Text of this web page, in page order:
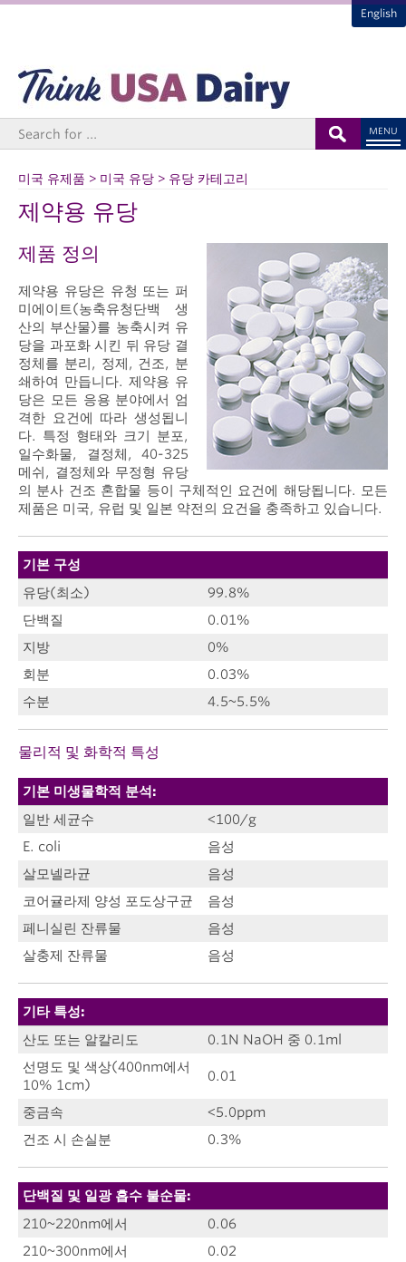
English
MENU
미국 유제품 > 미국 유당 > 유당 카테고리
제약용 유당
제품 정의
제약용 유당은 유청 또는 퍼
미에이트(농축유청단백 생
산의 부산물)를 농축시켜 유
당을 과포화 시킨 뒤 유당 결
정체를 분리, 정제, 건조, 분
쇄하여 만듭니다. 제약용 유
당은 모든 응용 분야에서 엄
격한 요건에 따라 생성됩니
다. 특정 형태와 크기 분포,
일수화물, 결정체, 40-325
메쉬, 결정체와 무정형 유당
의 분사 건조 혼합물 등이 구체적인 요건에 해당됩니다. 모든
제품은 미국, 유럽 및 일본 약전의 요건을 충족하고 있습니다.
기본 구성
유당(최소)
99.8%
단백질
0.01%
지방
0%
회분
0.03%
수분
4.5~5.5%
물리적 및 화학적 특성
기본 미생물학적 분석:
일반 세균수
<100/g
E. coli
음성
살모넬라균
음성
코어귤라제 양성 포도상구균
음성
페니실린 잔류물
음성
살충제 잔류물
음성
기타 특성:
산도 또는 알칼리도
0.1N NaOH 중 0.1ml
선명도 및 색상(400nm에서
10% 1cm)
0.01
중금속
<5.0ppm
건조 시 손실분
0.3%
단백질 및 일광 흡수 불순물:
210~220nm에서
0.06
210~300nm에서
0.02